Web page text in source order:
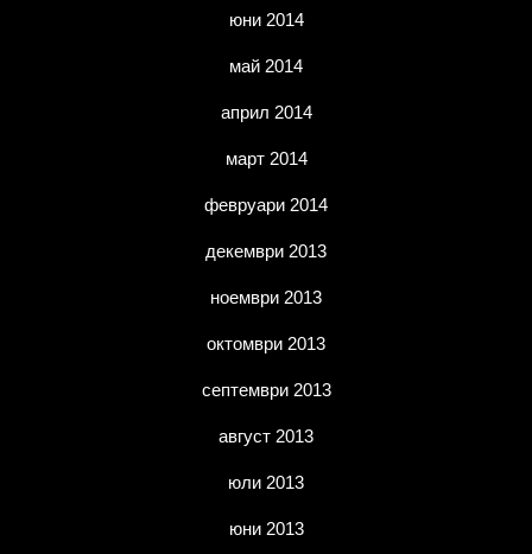
юни 2014
май 2014
април 2014
март 2014
февруари 2014
декември 2013
ноември 2013
октомври 2013
септември 2013
август 2013
юли 2013
юни 2013